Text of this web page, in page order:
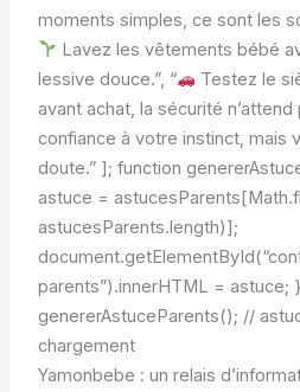
moments simples, ce sont les
Lavez les vêtements bébé
lessive douce.”, “
Testez le
avant achat, la sécurité n’attend
confiance à votre instinct, mais
doute.” ]; function
astuce =
astucesParents.length)];
parents”).innerHTML = astuce; }
genererAstuceParents(); //
chargement
Yamonbebe : un relais